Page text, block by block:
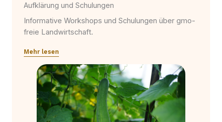
Aufklärung und Schulungen
Informative Workshops und Schulungen über gmo-
freie Landwirtschaft.
Mehr lesen